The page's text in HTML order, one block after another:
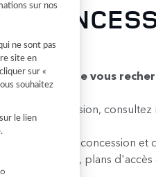
sur nos
ne sont pas
site en
sur «
souhaitez
le lien
concession que vous
votre concession,
Land Rover.
ensuite votre concession
coordonnées, plans